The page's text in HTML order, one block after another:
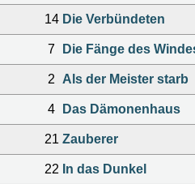
14 Die Verbündeten
7 Die Fänge des
2 Als der Meister starb
4 Das Dämonenhaus
21 Zauberer
22 In das Dunkel